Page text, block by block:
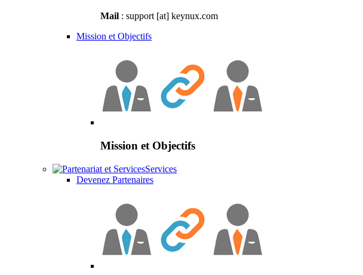
Mail : support [at] keynux.com
Mission et Objectifs
Mission et Objectifs
Services
Devenez Partenaires